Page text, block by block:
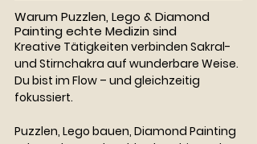
Warum Puzzlen, Lego & Diamond
Painting echte Medizin sind
Kreative Tätigkeiten verbinden Sakral-
und Stirnchakra auf wunderbare Weise.
Du bist im Flow – und gleichzeitig
fokussiert.
Puzzlen, Lego bauen, Diamond Painting